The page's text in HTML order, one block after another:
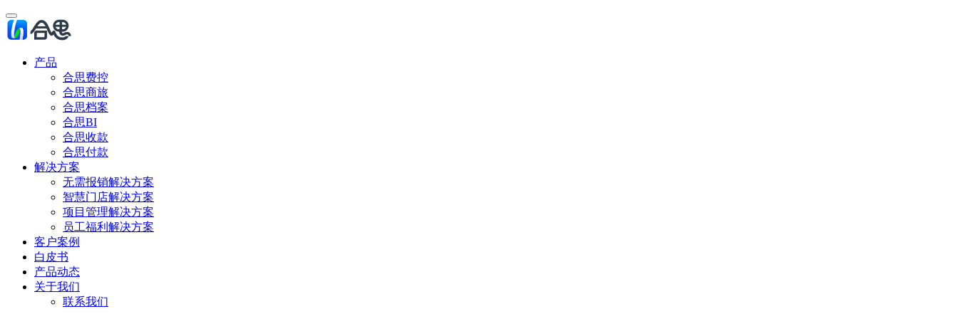
产品
合思费控
合思商旅
合思档案
合思BI
合思收款
合思付款
解决方案
无需报销解决方案
智慧门店解决方案
项目管理解决方案
员工福利解决方案
客户案例
白皮书
产品动态
关于我们
联系我们